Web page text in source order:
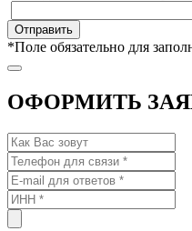
*Поле обязательно для
ОФОРМИТЬ